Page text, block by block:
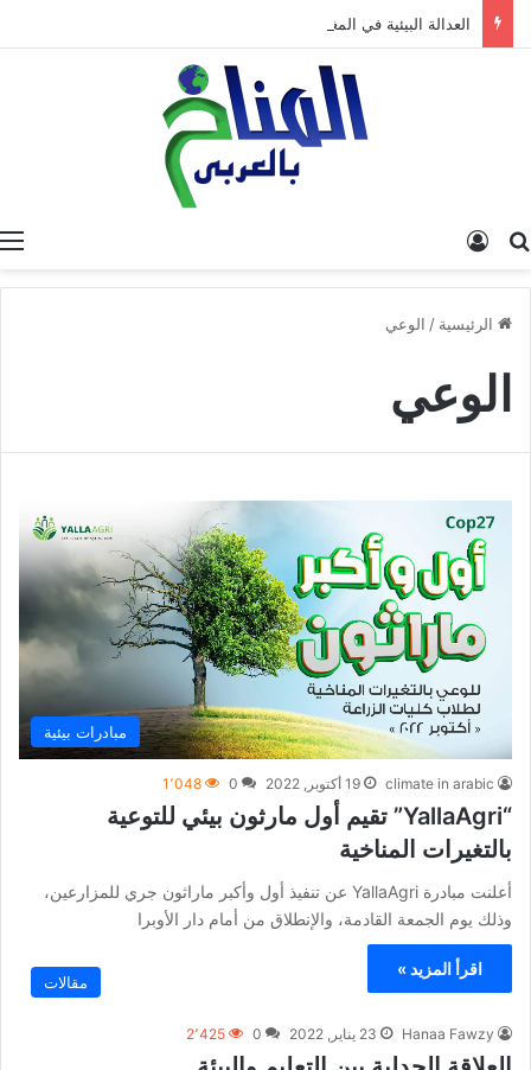
البحث عن
الرئيسية / الوعي
الوعي
مبادرات بيئية
climate in arabic 19 أكتوبر, 2022 0 1٬048
“YallaAgri” تقيم أول مارثون بيئي للتوعية
بالتغيرات المناخية
أعلنت مبادرة YallaAgri عن تنفيذ أول وأكبر ماراثون جري للمزارعين،
وذلك يوم الجمعة القادمة، والإنطلاق من أمام دار الأوبرا
اقرأ المزيد »
مقالات
Hanaa Fawzy 23 يناير, 2022 0 2٬425